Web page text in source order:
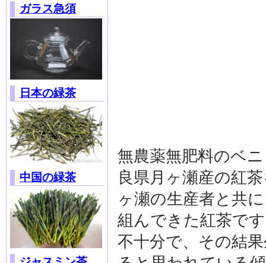
ガラス急須
日本の緑茶
中国の緑茶
無農薬無肥料のベ
良県月ヶ瀬産の紅
ヶ瀬の生産者と共
組んできた紅茶で
不十分で、その結